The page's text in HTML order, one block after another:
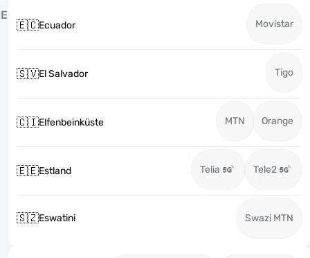
E
🇪🇨Ecuador Movistar
🇸🇻El Salvador Tigo
🇨🇮Elfenbeinküste MTN Orange
🇪🇪Estland Telia Tele2
🇸🇿Eswatini Swazi MTN